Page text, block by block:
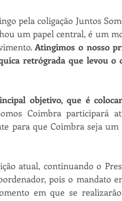
pela coligação Juntos
um papel central, é um
Atingimos o nosso
retrógrada que levou o
objetivo, que é
Coimbra participará
para que Coimbra seja um
atual, continuando o
pois o mandato
em que se